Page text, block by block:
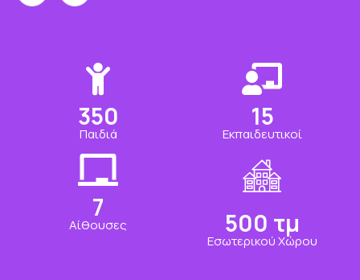
350
Παιδιά
15
Εκπαιδευτικοί
7
Αίθουσες 500 τμ
Εσωτερικού Χώρου